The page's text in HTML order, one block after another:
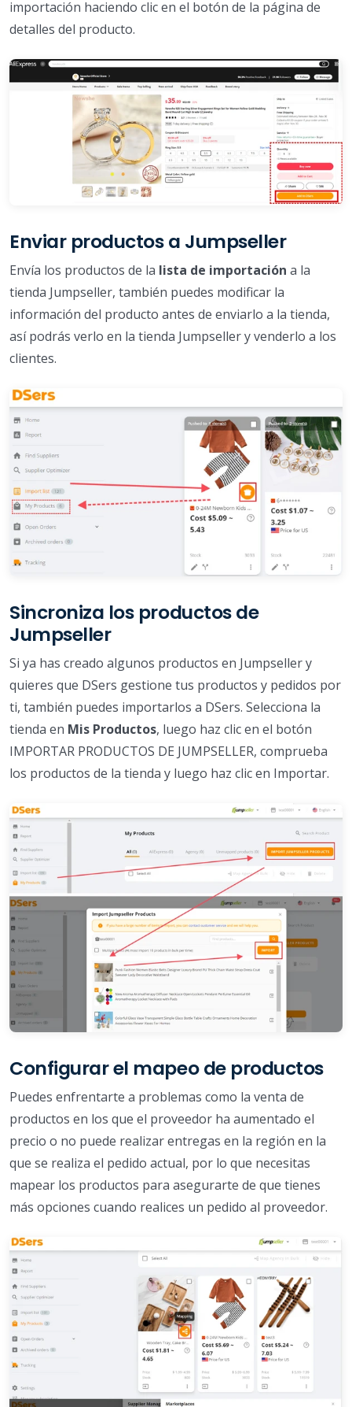
importación haciendo clic en el botón de la página de
detalles del producto.
Enviar productos a Jumpseller
Envía los productos de la lista de importación a la
tienda Jumpseller, también puedes modificar la
información del producto antes de enviarlo a la tienda,
así podrás verlo en la tienda Jumpseller y venderlo a los
clientes.
Sincroniza los productos de
Jumpseller
Si ya has creado algunos productos en Jumpseller y
quieres que DSers gestione tus productos y pedidos por
ti, también puedes importarlos a DSers. Selecciona la
tienda en Mis Productos, luego haz clic en el botón
IMPORTAR PRODUCTOS DE JUMPSELLER, comprueba
los productos de la tienda y luego haz clic en Importar.
Configurar el mapeo de productos
Puedes enfrentarte a problemas como la venta de
productos en los que el proveedor ha aumentado el
precio o no puede realizar entregas en la región en la
que se realiza el pedido actual, por lo que necesitas
mapear los productos para asegurarte de que tienes
más opciones cuando realices un pedido al proveedor.